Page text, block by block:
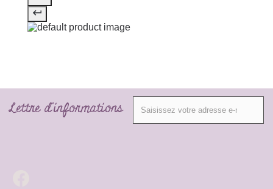
Lettre d'informations